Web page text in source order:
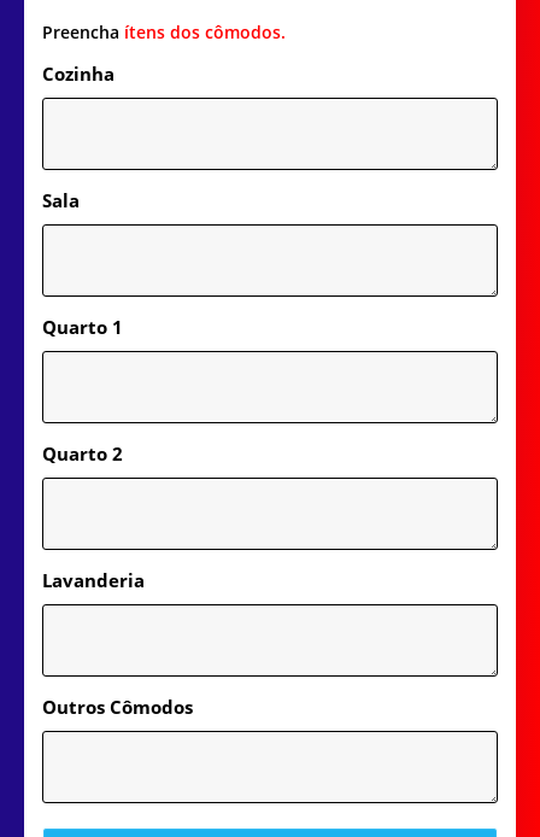
Preencha ítens dos cômodos.
Cozinha
Sala
Quarto 1
Quarto 2
Lavanderia
Outros Cômodos